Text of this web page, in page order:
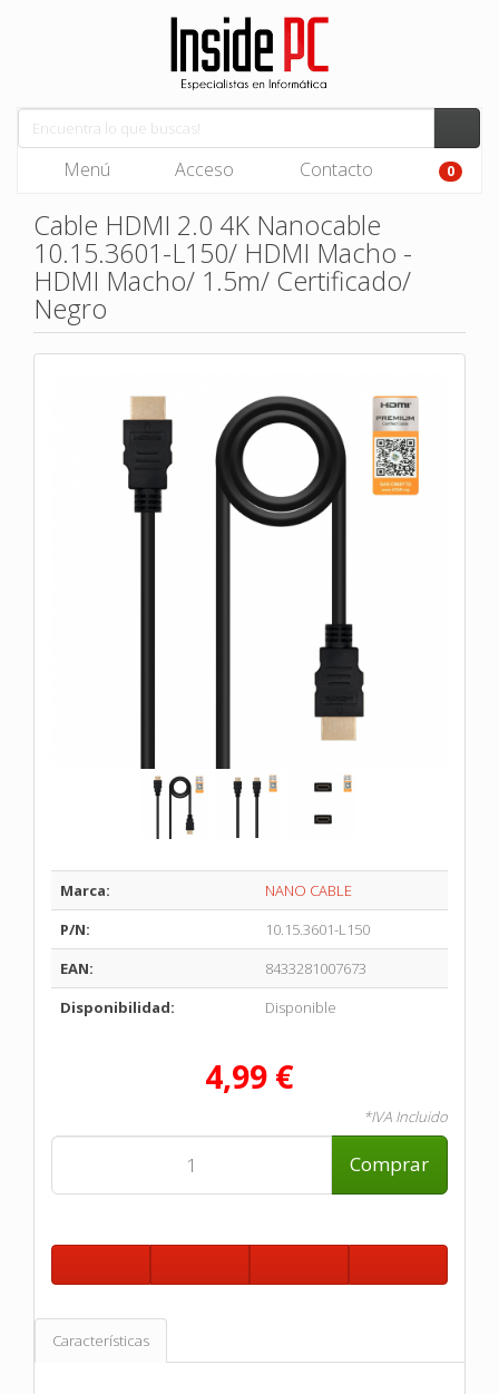
Menú Acceso Contacto 0
Cable HDMI 2.0 4K Nanocable
10.15.3601-L150/ HDMI Macho -
HDMI Macho/ 1.5m/ Certificado/
Negro
Marca:
NANO CABLE
P/N:
10.15.3601-L150
EAN:
8433281007673
Disponibilidad:
Disponible
4,99 €
*IVA Incluido
Comprar
Características